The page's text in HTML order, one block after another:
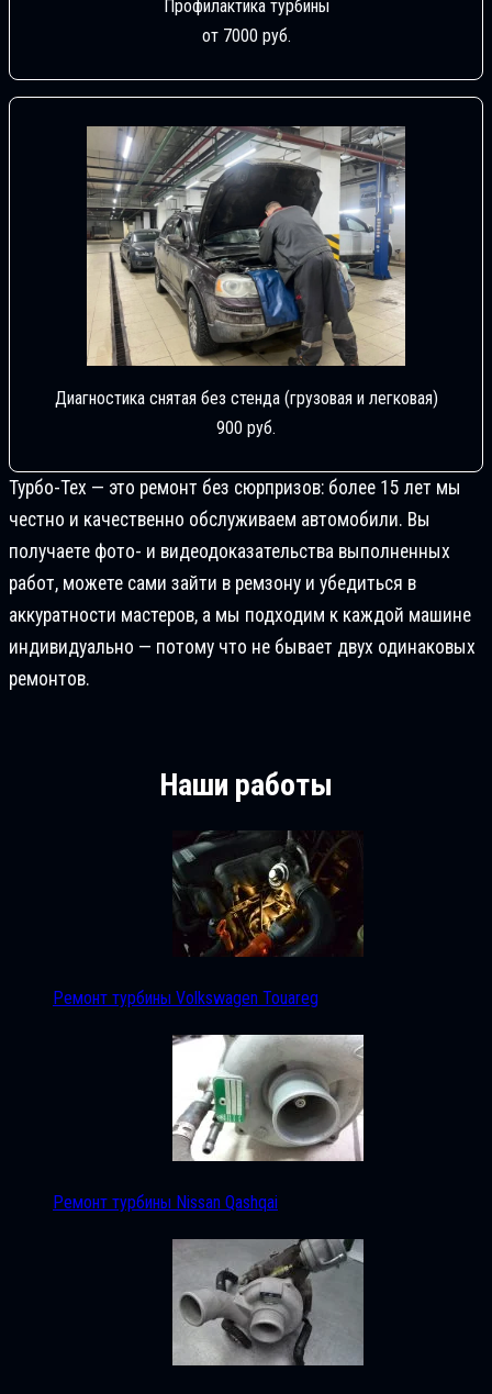
Профилактика турбины
от 7000 руб.
Диагностика снятая без стенда (грузовая и легковая)
900 руб.
Турбо-Тех — это ремонт без сюрпризов: более 15 лет мы
честно и качественно обслуживаем автомобили. Вы
получаете фото- и видеодоказательства выполненных
работ, можете сами зайти в ремзону и убедиться в
аккуратности мастеров, а мы подходим к каждой машине
индивидуально — потому что не бывает двух одинаковых
ремонтов.
Наши работы
Ремонт турбины Volkswagen Touareg
Ремонт турбины Nissan Qashqai